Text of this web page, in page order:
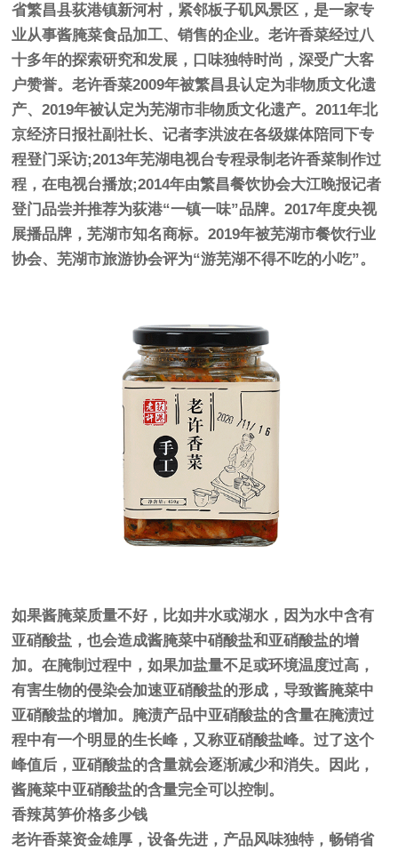
省繁昌县荻港镇新河村，紧邻板子矶风景区，是一家专
业从事酱腌菜食品加工、销售的企业。老许香菜经过八
十多年的探索研究和发展，口味独特时尚，深受广大客
户赞誉。老许香菜2009年被繁昌县认定为非物质文化遗
产、2019年被认定为芜湖市非物质文化遗产。2011年北
京经济日报社副社长、记者李洪波在各级媒体陪同下专
程登门采访;2013年芜湖电视台专程录制老许香菜制作过
程，在电视台播放;2014年由繁昌餐饮协会大江晚报记者
登门品尝并推荐为荻港“一镇一味”品牌。2017年度央视
展播品牌，芜湖市知名商标。2019年被芜湖市餐饮行业
协会、芜湖市旅游协会评为“游芜湖不得不吃的小吃”。
如果酱腌菜质量不好，比如井水或湖水，因为水中含有
亚硝酸盐，也会造成酱腌菜中硝酸盐和亚硝酸盐的增
加。在腌制过程中，如果加盐量不足或环境温度过高，
有害生物的侵染会加速亚硝酸盐的形成，导致酱腌菜中
亚硝酸盐的增加。腌渍产品中亚硝酸盐的含量在腌渍过
程中有一个明显的生长峰，又称亚硝酸盐峰。过了这个
峰值后，亚硝酸盐的含量就会逐渐减少和消失。因此，
酱腌菜中亚硝酸盐的含量完全可以控制。
香辣莴笋价格多少钱
老许香菜资金雄厚，设备先进，产品风味独特，畅销省